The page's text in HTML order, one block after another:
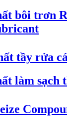
bôi trơn
tầy rửa
làm sạch